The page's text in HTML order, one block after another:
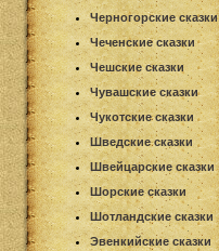
Черногорские сказки
Чеченские сказки
Чешские сказки
Чувашские сказки
Чукотские сказки
Шведские сказки
Швейцарские сказки
Шорские сказки
Шотландские сказки
Эвенкийские сказки